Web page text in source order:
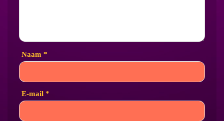
Naam *
E-mail *